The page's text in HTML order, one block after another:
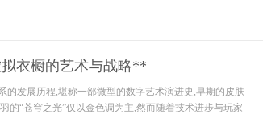
衣橱的艺术与战略**
发展历程,堪称一部微型的数字艺术演进史,早期的皮肤
的“苍穹之光”仅以金色调为主,然而随着技术进步与玩家